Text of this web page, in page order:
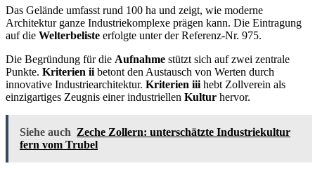
Das Gelände umfasst rund 100 ha und zeigt, wie moderne
Architektur ganze Industriekomplexe prägen kann. Die Eintragung
auf die Welterbeliste erfolgte unter der Referenz-Nr. 975.
Die Begründung für die Aufnahme stützt sich auf zwei zentrale
Punkte. Kriterien ii betont den Austausch von Werten durch
innovative Industriearchitektur. Kriterien iii hebt Zollverein als
einzigartiges Zeugnis einer industriellen Kultur hervor.
Siehe auch Zeche Zollern: unterschätzte Industriekultur
fern vom Trubel